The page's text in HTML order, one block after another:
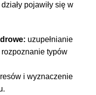
pojawiły się w
uzupełnianie
typów
i wyznaczenie